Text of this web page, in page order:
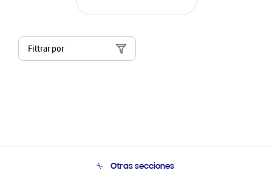
Filtrar por
Otras secciones